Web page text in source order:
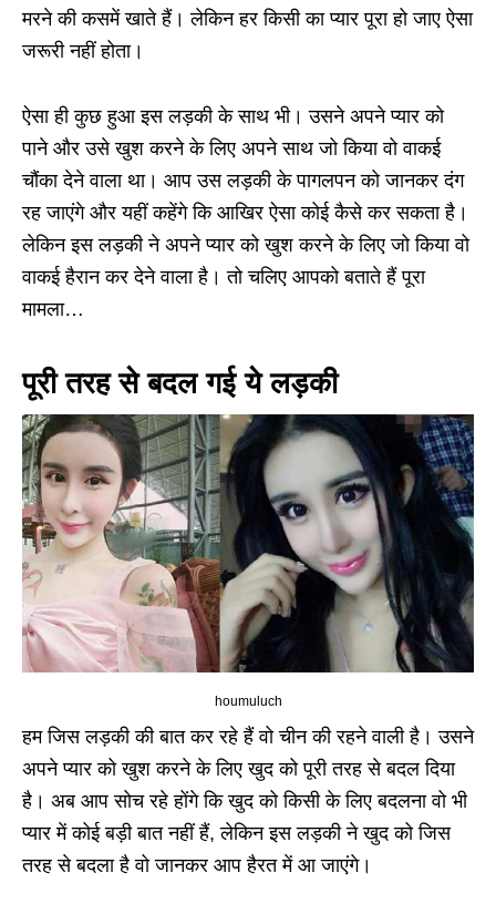
मरने की कसमें खाते हैं। लेकिन हर किसी का प्यार पूरा हो जाए ऐसा
जरूरी नहीं होता।
ऐसा ही कुछ हुआ इस लड़की के साथ भी। उसने अपने प्यार को
पाने और उसे खुश करने के लिए अपने साथ जो किया वो वाकई
चौंका देने वाला था। आप उस लड़की के पागलपन को जानकर दंग
रह जाएंगे और यहीं कहेंगे कि आखिर ऐसा कोई कैसे कर सकता है।
लेकिन इस लड़की ने अपने प्यार को खुश करने के लिए जो किया वो
वाकई हैरान कर देने वाला है। तो चलिए आपको बताते हैं पूरा
मामला…
पूरी तरह से बदल गई ये लड़की
houmuluch
हम जिस लड़की की बात कर रहे हैं वो चीन की रहने वाली है। उसने
अपने प्यार को खुश करने के लिए खुद को पूरी तरह से बदल दिया
है। अब आप सोच रहे होंगे कि खुद को किसी के लिए बदलना वो भी
प्यार में कोई बड़ी बात नहीं हैं, लेकिन इस लड़की ने खुद को जिस
तरह से बदला है वो जानकर आप हैरत में आ जाएंगे।